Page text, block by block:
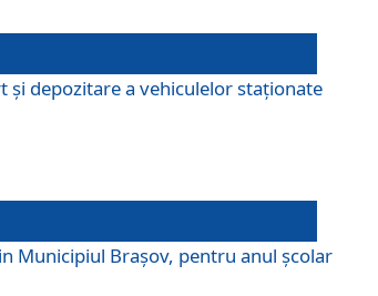
depozitare a vehiculelor staționate
Municipiul Braşov, pentru anul școlar